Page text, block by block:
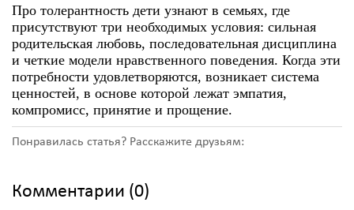
Про толерантность дети узнают в семьях, где
присутствуют три необходимых условия: сильная
родительская любовь, последовательная дисциплина
и четкие модели нравственного поведения. Когда эти
потребности удовлетворяются, возникает система
ценностей, в основе которой лежат эмпатия,
компромисс, принятие и прощение.
Понравилась статья? Расскажите друзьям:
Комментарии (0)